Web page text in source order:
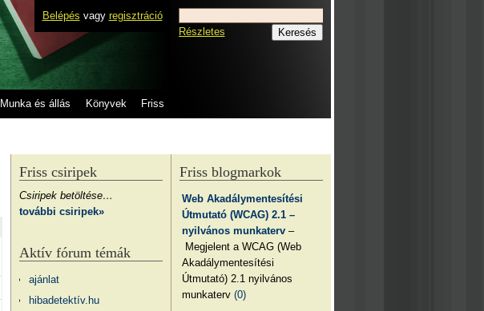
Belépés vagy regisztráció
Munka és állás Könyvek Friss
Részletes
Friss blogmarkok
Web Akadálymentesítési
Útmutató (WCAG) 2.1 –
nyilvános munkaterv –
Megjelent a WCAG (Web
Akadálymentesítési
Útmutató) 2.1 nyilvános
munkaterv(0)
Friss csiripek
Csiripek betöltése…
további csiripek»
Aktív fórum témák
ajánlat
hibadetektív.hu